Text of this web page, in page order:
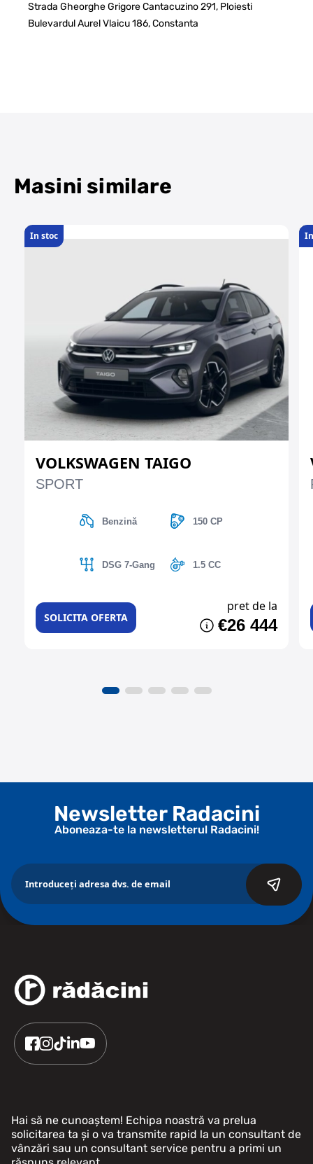
Strada Gheorghe Grigore Cantacuzino 291, Ploiesti
Bulevardul Aurel Vlaicu 186, Constanta
Masini similare
In stoc
VOLKSWAGEN TAIGO
SPORT
Benzină 150 CP
DSG 7-Gang 1.5 CC
SOLICITA OFERTA
pret de la
€26 444
Newsletter Radacini
Aboneaza-te la newsletterul Radacini!
Hai să ne cunoaștem! Echipa noastră va prelua
solicitarea ta și o va transmite rapid la un consultant de
vânzări sau un consultant service pentru a primi un